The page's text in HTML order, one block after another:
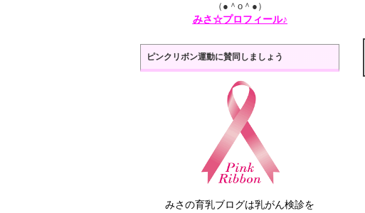
（●＾o＾●）
みさ☆プロフィール♪
ピンクリボン運動に賛同しましょう
みさの育乳ブログは乳がん検診を